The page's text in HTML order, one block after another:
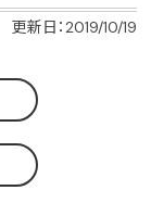
更新日：2019/10/19